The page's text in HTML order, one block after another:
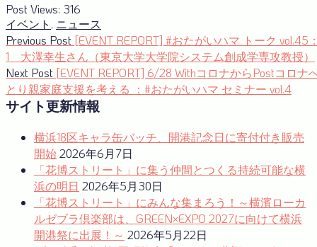
Post Views: 316
イベント , ニュース
投
稿
ナ
ビ
ゲ
シ
ョ
Previous Post Previous
post:
[EVENT REPORT] #おたがいハマ トーク vol.45
1 大澤幸生さん（東京大学大学院システム創成学専攻教授）
Next Post Next
post:
[EVENT REPORT] 6/28 WithコロナからPostコロナ
とり親家庭支援を考える ：#おたがいハマ セミナー vol.4
サイト更新情報
横浜18区キャラ缶バッチ、開港記念日に寄付付き販売
開始2026年6月7日
「花博ストリート」に集う仲間とつくる持続可能な横
浜の明日 2026年5月30日
「花博ストリート」にみんな集まろう！～横濱ローカ
ルゼブラ倶楽部は、GREEN×EXPO 2027に向けて横浜
開港祭に出展！～ 2026年5月22日